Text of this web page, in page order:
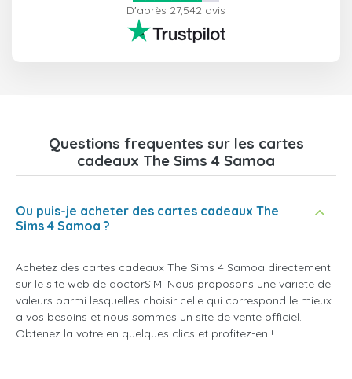
D'après 27,542 avis
Questions frequentes sur les cartes
cadeaux The Sims 4 Samoa
Ou puis-je acheter des cartes cadeaux The
Sims 4 Samoa ?
Achetez des cartes cadeaux The Sims 4 Samoa directement
sur le site web de doctorSIM. Nous proposons une variete de
valeurs parmi lesquelles choisir celle qui correspond le mieux
a vos besoins et nous sommes un site de vente officiel.
Obtenez la votre en quelques clics et profitez-en !